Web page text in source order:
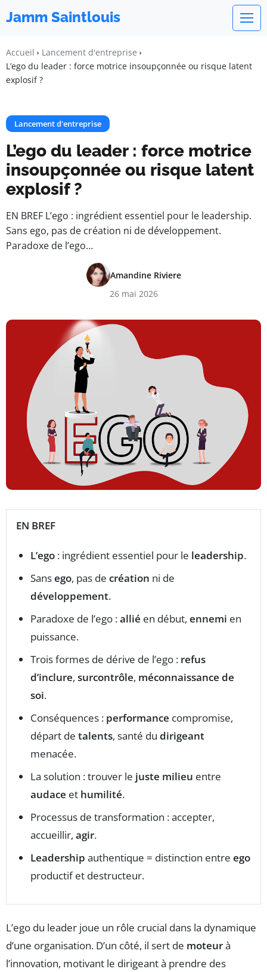
Jamm Saintlouis
Accueil
Lancement d'entreprise
L’ego du leader : force motrice insoupçonnée ou risque latent
explosif ?
Lancement d'entreprise
L’ego du leader : force motrice
insoupçonnée ou risque latent
explosif ?
EN BREF L’ego : ingrédient essentiel pour le leadership.
Sans ego, pas de création ni de développement.
Paradoxe de l’ego…
Amandine Riviere
26 mai 2026
EN BREF
L’ego : ingrédient essentiel pour le leadership.
Sansego, pas de création ni de
développement.
Paradoxe de l’ego :allié en début, ennemi en
puissance.
Trois formes de dérive de l’ego : refus
d’inclure, surcontrôle, méconnaissance de
soi.
Conséquences : performance compromise,
départ de talents, santé du dirigeant
menacée.
La solution : trouver le juste milieu entre
audace et humilité.
Processus de transformation : accepter,
accueillir, agir.
Leadership authentique = distinction entre ego
productif et destructeur.
L’ego du leader joue un rôle crucial dans la dynamique
d’une organisation. D’un côté, il sert de moteurà
l’innovation, motivant le dirigeant à prendre des